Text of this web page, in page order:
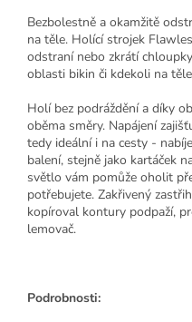
Bezbolestně a okamžitě
na těle. Holící strojek
odstraní nebo zkrátí
oblasti bikin či kdekoli na
Holí bez podráždění a díky
oběma směry. Napájení
tedy ideální i na cesty -
balení, stejně jako kartáček
světlo vám pomůže oholit
potřebujete. Zakřivený
kopíroval kontury podpaží,
lemovač.
Podrobnosti: